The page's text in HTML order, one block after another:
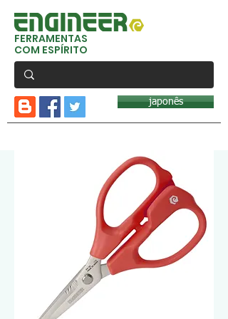
FERRAMENTAS
COM ESPÍRITO
japonês